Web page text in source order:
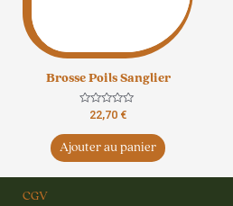
Brosse Poils Sanglier
Note
sur
22,70 €
Ajouter au panier
CGV